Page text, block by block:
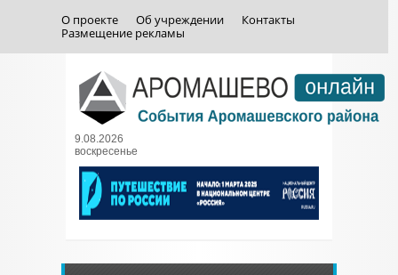
О проекте Об учреждении
Контакты
Размещение рекламы
9.08.2026
воскресенье